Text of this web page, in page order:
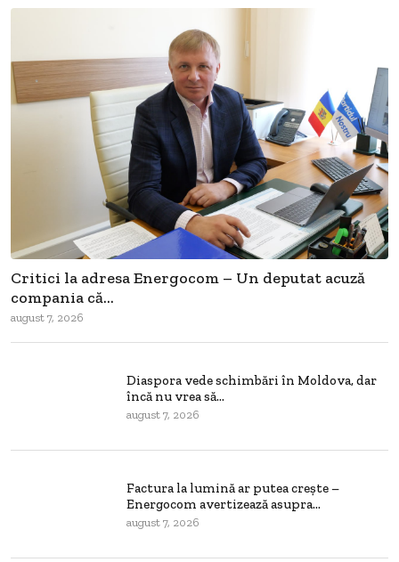
Critici la adresa Energocom – Un deputat acuză
compania că...
august 7, 2026
Diaspora vede schimbări în Moldova, dar
încă nu vrea să...
august 7, 2026
Factura la lumină ar putea crește –
Energocom avertizează asupra...
august 7, 2026